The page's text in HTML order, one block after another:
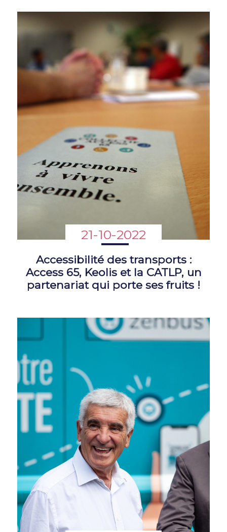
21-10-2022
Accessibilité des transports :
Access 65, Keolis et la CATLP, un
partenariat qui porte ses fruits !